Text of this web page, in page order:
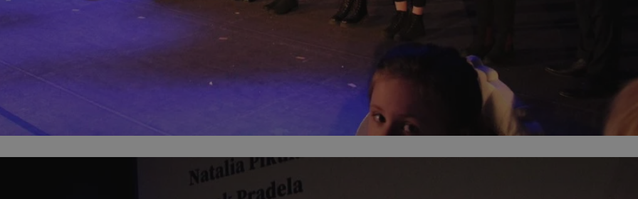
5 miesięcy 4
tygodnie
Ten plik cookie przechowuje informacje o zgodzie
użytkownika oraz jego preferencjach dotyczących
prywatności podczas korzystania z witryny. Rejestruje
wizytach. Dzięki temu użytkownik nie musi ponownie
konfigurować swoich preferencji, co zwiększa wygodę i
zgodność z regulacjami ochrony danych.
Provider
Opis
1 rok
Powiązany z platformą reklamową banerów OpenX dla
wydawców. Rejestruje, czy zostały wyświetlone określone
reklamy. Podobno używane tylko do zwiększenia skuteczności,
a nie do kierowania na użytkowników. Jako plik cookie
Jest to własny plik cookie Microsoft MSN,
który zapewnia prawidłowe działanie tej
witryny.
Opis
.youtube.com 5 miesięcy 4 tygodnie